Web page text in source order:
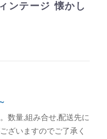
ンテージ 懐かし
数量,組み合せ,配送先に
ざいますのでご了承く